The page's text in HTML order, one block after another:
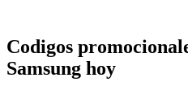
Codigos
Samsung hoy